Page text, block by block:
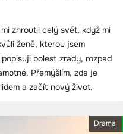
zhroutil celý svět, když mi
ženě, kterou jsem
bolest zrady, rozpad
Přemýšlím, zda je
a začít nový život.
Drama